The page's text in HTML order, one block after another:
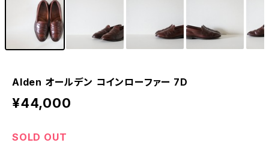
Alden オールデン コインローファー 7D
¥44,000
SOLD OUT